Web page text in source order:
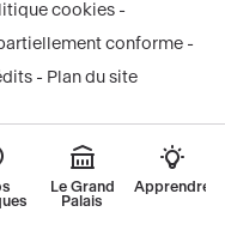
cookies
conforme
Plan du site
Le Grand
Palais
Apprendre